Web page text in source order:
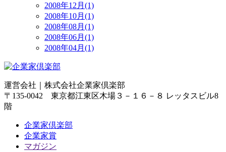
2008年12月(1)
2008年10月(1)
2008年08月(1)
2008年06月(1)
2008年04月(1)
運営会社｜ 株式会社企業家倶楽部
〒135-0042 東京都江東区木場３－１６－８ レッタスビル8
階
企業家倶楽部
企業家賞
マガジン